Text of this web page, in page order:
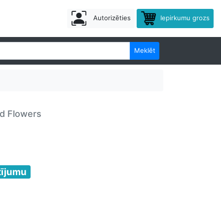
Autorizēties Iepirkumu grozs
Meklēt
Flowers